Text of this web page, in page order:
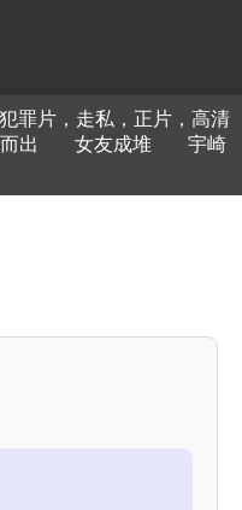
犯罪片，走私，正片，高清
出 女友成堆
宇崎